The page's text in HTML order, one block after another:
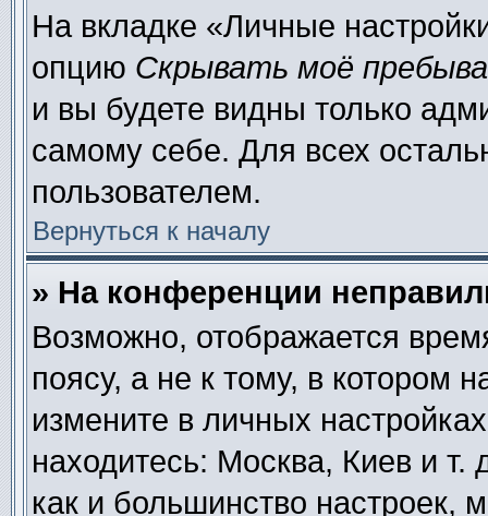
На вкладке «Личные
опцию Скрывать моё
и вы будете видны только
самому себе. Для всех
пользователем.
Вернуться к началу
» На конференции
Возможно, отображается
поясу, а не к тому, в котором
измените в личных
находитесь: Москва, Киев и т.
как и большинство настроек,